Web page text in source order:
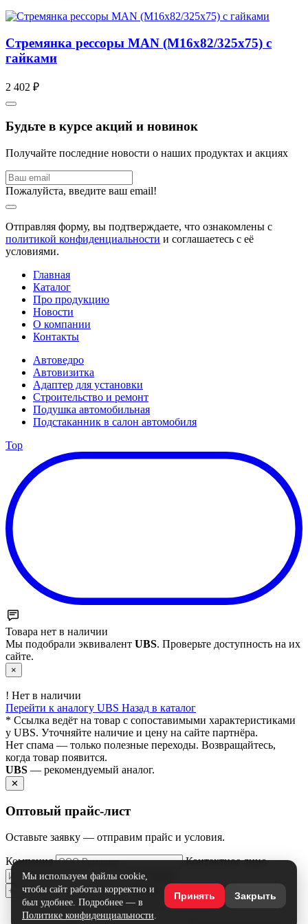
Стремянка рессоры MAN (M16x82/325x75) с
гайками
2 402 ₽
Будьте в курсе акций и новинок
Получайте последние новости о наших продуктах и акциях
Пожалуйста, введите ваш email!
Отправляя форму, вы подтверждаете, что ознакомлены с
политикой конфиденциальности и соглашаетесь с её
условиями.
Главная
Каталог
Про продукцию
Новости
О компании
Контакты
Автоведро
Автовизитка
Адаптер для установки
Строительство и ремонт
Подушка автомобильная
Подстаканник в салон автомобиля
Top
Товара нет в наличии
Мы подобрали эквивалент UBS. Проверьте доступность на их
сайте.
×
! Нет в наличии
Перейти к аналогу UBS Назад в каталог
* Ссылка ведёт на товар с сопоставимыми характеристиками
у UBS. Уточняйте наличие и цену на сайте партнёра.
Нет спама — только полезные переходы. Возвращайтесь,
когда товар появится.
UBS — рекомендуемый аналог.
Мы используем файлы cookie,
чтобы сайт работал корректно и
был удобнее. Подробнее — в
Политике конфиденциальности.
Принять Закрыть
✕
Оптовый прайс‑лист
Оставьте заявку — отправим прайс и условия.
Компания
Контактное лицо
Телефон
Email